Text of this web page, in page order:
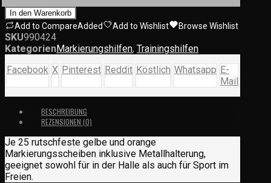
In den Warenkorb
Add to CompareAdded Add to Wishlist Browse Wishlist
SKU990424
KategorienMarkierungshilfen, Trainingshilfen
Facebook X Pinterest Reddit Köstlich Whatsapp E-
Mail
BESCHREIBUNG
REZENSIONEN (0)
Je 25 rutschfeste gelbe und orange
Markierungsscheiben inklusive Metallhalterung,
geeignet sowohl für in der Halle als auch für Sport im
Freien.